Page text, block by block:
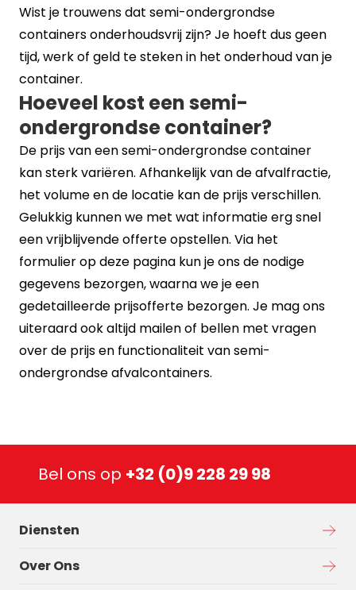
Wist je trouwens dat semi-ondergrondse
containers onderhoudsvrij zijn? Je hoeft dus geen
tijd, werk of geld te steken in het onderhoud van je
container.
Hoeveel kost een semi-
ondergrondse container?
De prijs van een semi-ondergrondse container
kan sterk variëren. Afhankelijk van de afvalfractie,
het volume en de locatie kan de prijs verschillen.
Gelukkig kunnen we met wat informatie erg snel
een vrijblijvende offerte opstellen. Via het
formulier opdeze pagina kun je ons de nodige
gegevens bezorgen, waarna we je een
gedetailleerde prijsofferte bezorgen. Je mag ons
uiteraard ook altijd mailen of bellen met vragen
over de prijs en functionaliteit van semi-
ondergrondse afvalcontainers.
Bel ons op +32 (0)9 228 29 98
Diensten
Over Ons